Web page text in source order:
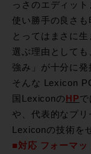
っさのエディッ
使い勝手の良さ
とってはまさに
選ぶ理由として
強み」が十分に発
そんな
Lexicon
国Lexiconの HP
や、代表的なプ
Lexiconの技術を
■対応 フォーマッ